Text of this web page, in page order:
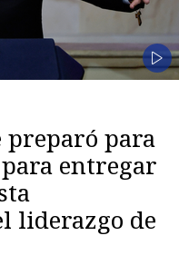
preparó para
entregar
liderazgo de